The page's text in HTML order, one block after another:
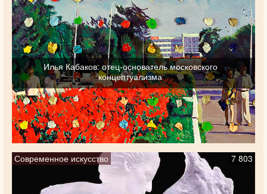
Илья Кабаков: отец-основатель московского
концептуализма
Современное искусство 7 803